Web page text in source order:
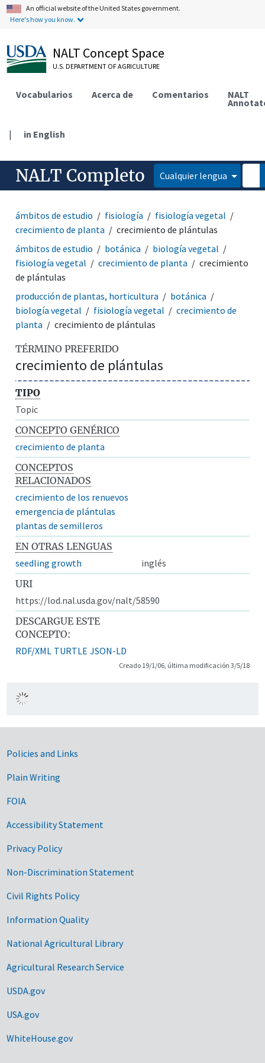
An official website of the United States government.
Here's how you know.
NALT Concept Space
U.S. DEPARTMENT OF AGRICULTURE
Vocabularios Acerca de Comentarios NALT
| in English
NALT Completo Cualquier lengua
ámbitos de estudio fisiología
fisiología vegetal
crecimiento de planta
crecimiento de plántulas
ámbitos de estudio
botánica
biología vegetal
fisiología vegetal
crecimiento de planta
crecimiento
de plántulas
producción de plantas, horticultura
botánica
biología vegetal
fisiología vegetal
crecimiento de
planta
crecimiento de plántulas
TÉRMINO PREFERIDO
crecimiento de plántulas
TIPO
Topic
CONCEPTO GENÉRICO
crecimiento de planta
CONCEPTOS
RELACIONADOS
crecimiento de los renuevos
emergencia de plántulas
plantas de semilleros
EN OTRAS LENGUAS
seedling growth
inglés
URI
https://lod.nal.usda.gov/nalt/58590
DESCARGUE ESTE
CONCEPTO:
RDF/XML TURTLE JSON-LD
Creado 19/1/06, última modificación 3/5/18
Government Links
Policies and Links
Plain Writing
FOIA
Accessibility Statement
Privacy Policy
Non-Discrimination Statement
Civil Rights Policy
Information Quality
National Agricultural Library
Agricultural Research Service
USDA.gov
USA.gov
WhiteHouse.gov